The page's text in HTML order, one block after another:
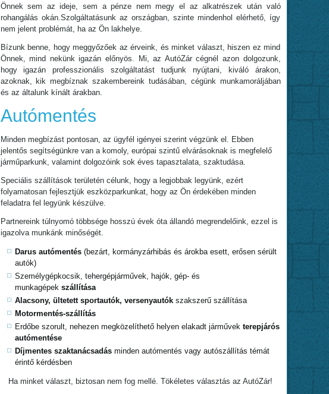
Önnek sem az ideje, sem a pénze nem megy el az alkatrészek után való
rohangálás okán.Szolgáltatásunk az országban, szinte mindenhol elérhető, így
nem jelent problémát, ha az Ön lakhelye.
Bízunk benne, hogy meggyőzőek az érveink, és minket választ, hiszen ez mind
Önnek, mind nekünk igazán előnyös. Mi, az AutóZár cégnél azon dolgozunk,
hogy igazán professzionális szolgáltatást tudjunk nyújtani, kiváló árakon,
azoknak, kik megbíznak szakembereink tudásában, cégünk munkamoráljában
és az általunk kínált árakban.
Autómentés
Minden megbízást pontosan, az ügyfél igényei szerint végzünk el. Ebben
jelentős segítségünkre van a komoly, európai szintű elvárásoknak is megfelelő
járműparkunk, valamint dolgozóink sok éves tapasztalata, szaktudása.
Speciális szállítások területén célunk, hogy a legjobbak legyünk, ezért
folyamatosan fejlesztjük eszközparkunkat, hogy az Ön érdekében minden
feladatra fel legyünk készülve.
Partnereink túlnyomó többsége hosszú évek óta állandó megrendelőink, ezzel is
igazolva munkánk minőségét.
Darus autómentés (bezárt, kormányzárhibás és árokba esett, erősen sérült
autók)
Személygépkocsik, tehergépjárművek, hajók, gép- és
munkagépek szállítása
Alacsony, ültetett sportautók, versenyautók szakszerű szállítása
Motormentés-szállítás
Erdőbe szorult, nehezen megközelíthető helyen elakadt járművek terepjárós
autómentése
Díjmentes szaktanácsadás minden autómentés vagy autószállítás témát
érintő kérdésben
Ha minket választ, biztosan nem fog mellé. Tökéletes választás az AutóZár!